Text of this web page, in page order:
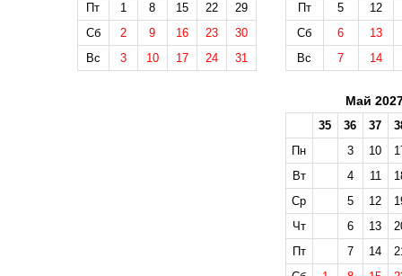
Пт
1 8 15 22
29
Сб
2 9 16 23
30
Вс
3 10 17 24 31
Пт
5
12
Сб
6
13
Вс
7 14
Май
35 36 37
Пн
3 10
Вт
4 11
Ср
5 12
Чт
6 13
Пт
7 14